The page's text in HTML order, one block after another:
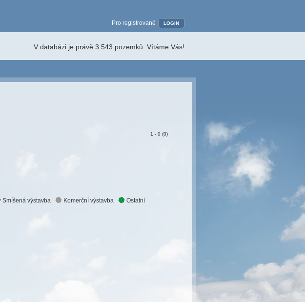
Pro registrované LOGIN
V databázi je právě 3 543 pozemků. Vítáme Vás!
1 - 0 (0)
Smíšená výstavba Komerční výstavba Ostatní